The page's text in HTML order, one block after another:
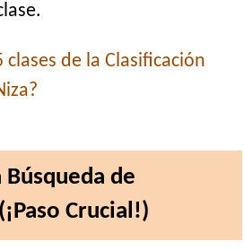
clases de la Clasificación
de
Crucial!)